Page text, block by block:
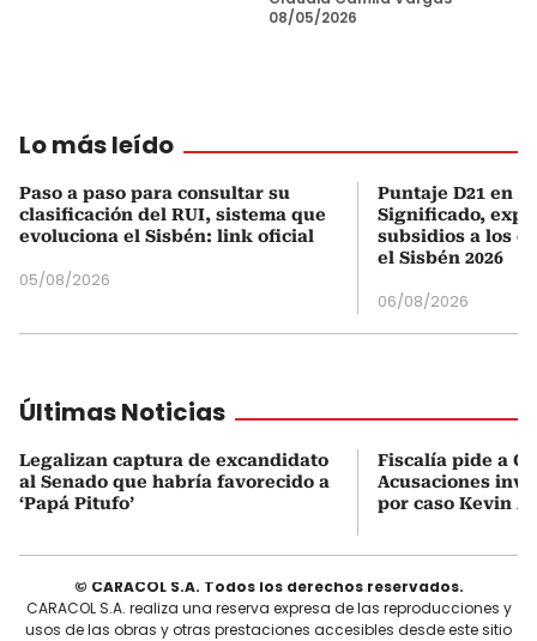
08/05/2026
Lo más leído
Paso a paso para consultar su
clasificación del RUI, sistema que
evoluciona el Sisbén: link oficial
05/08/2026
Puntaje D21 en
Significado,
subsidios a los
el Sisbén 2026
06/08/2026
Últimas Noticias
Legalizan captura de excandidato
al Senado que habría favorecido a
‘Papá Pitufo’
Fiscalía pide a
Acusaciones
por caso Kevin
© CARACOL S.A. Todos los derechos reservados.
CARACOL S.A. realiza una reserva expresa de las reproducciones y
usos de las obras y otras prestaciones accesibles desde este sitio